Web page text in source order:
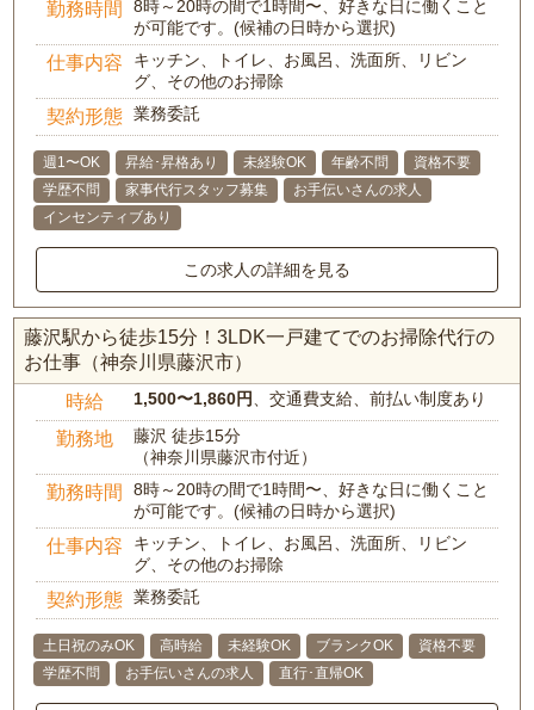
勤務時間
8時～20時の間で1時間〜、好きな日に働くこと
が可能です。(候補の日時から選択)
仕事内容
キッチン、トイレ、お風呂、洗面所、リビン
グ、その他のお掃除
契約形態 業務委託
週1〜OK 昇給･昇格あり 未経験OK 年齢不問
資格不要
学歴不問
家事代行スタッフ募集
お手伝いさんの求人
インセンティブあり
この求人の詳細を見る
藤沢駅から徒歩15分！3LDK一戸建てでのお掃除代行の
お仕事（神奈川県藤沢市）
時給 1,500〜1,860円 、交通費支給、前払い制度あり
勤務地
藤沢 徒歩15分
（神奈川県藤沢市付近）
勤務時間
8時～20時の間で1時間〜、好きな日に働くこと
が可能です。(候補の日時から選択)
仕事内容
キッチン、トイレ、お風呂、洗面所、リビン
グ、その他のお掃除
契約形態 業務委託
土日祝のみOK 高時給 未経験OK ブランクOK
資格不要
学歴不問
お手伝いさんの求人 直行･直帰OK